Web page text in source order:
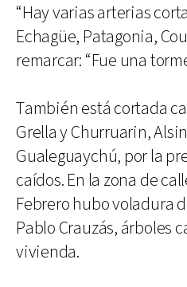
“Hay varias arterias
Echagüe, Patagonia,
remarcar: “Fue una
También está cortada
Grella y Churruarin,
Gualeguaychú, por la
caídos. En la zona de
Febrero hubo voladura
Pablo Crauzás, árboles
vivienda.